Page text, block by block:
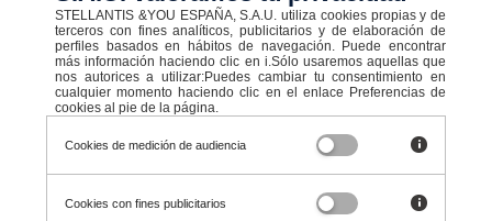
garantiza una experiencia de conducción confortable, coherente con
la tecnología sin esfuerzo de Lancia, y personalizable al máximo
tanto en brillo como en sonido, en función de sus necesidades.
Disponible en stock
Ver todos
STELLANTIS &YOU ESPAÑA, S.A.U. utiliza cookies propias y de
terceros con fines analíticos, publicitarios y de elaboración de
perfiles basados en hábitos de navegación. Puede encontrar
más información haciendo clic en i.Sólo usaremos aquellas que
nos autorices a utilizar:Puedes cambiar tu consentimiento en
cualquier momento haciendo clic en el enlace Preferencias de
cookies al pie de la página.
Cookies de medición de audiencia
Cookies con fines publicitarios